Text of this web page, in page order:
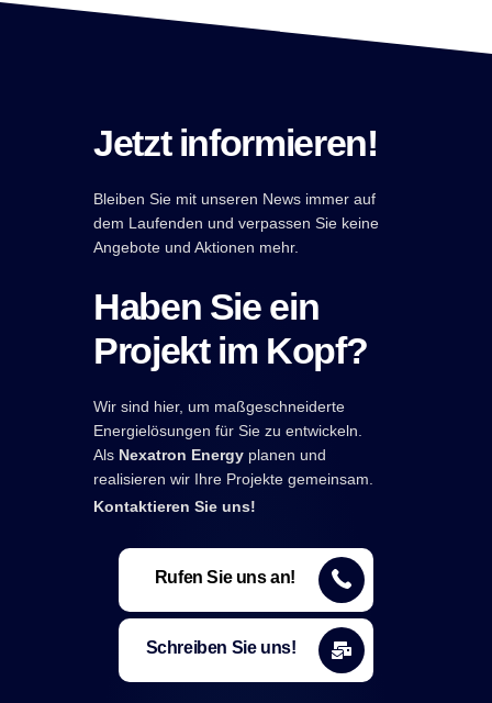
Jetzt informieren!
Bleiben Sie mit unseren News immer auf
dem Laufenden und verpassen Sie keine
Angebote und Aktionen mehr.
Haben Sie ein
Projekt im Kopf?
Wir sind hier, um maßgeschneiderte
Energielösungen für Sie zu entwickeln.
Als Nexatron Energy planen und
realisieren wir Ihre Projekte gemeinsam.
Kontaktieren Sie uns!
Rufen Sie uns an!
Schreiben Sie uns!